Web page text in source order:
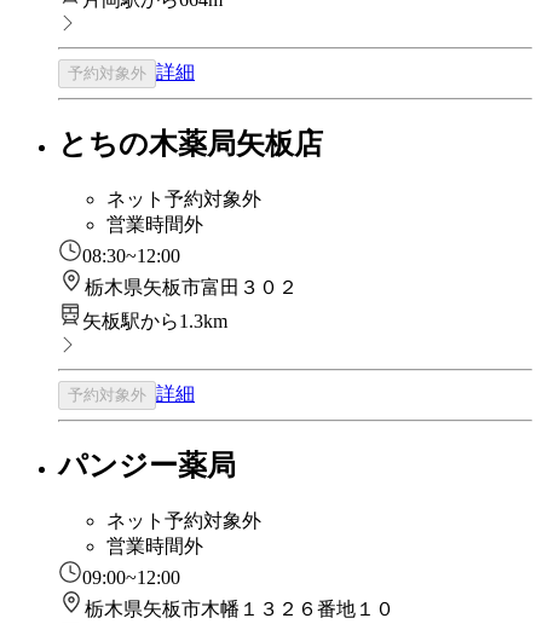
予約対象外 詳細
とちの木薬局矢板店
ネット予約対象外
営業時間外
08:30~12:00
栃木県矢板市富田３０２
矢板駅から1.3km
予約対象外 詳細
パンジー薬局
ネット予約対象外
営業時間外
09:00~12:00
栃木県矢板市木幡１３２６番地１０